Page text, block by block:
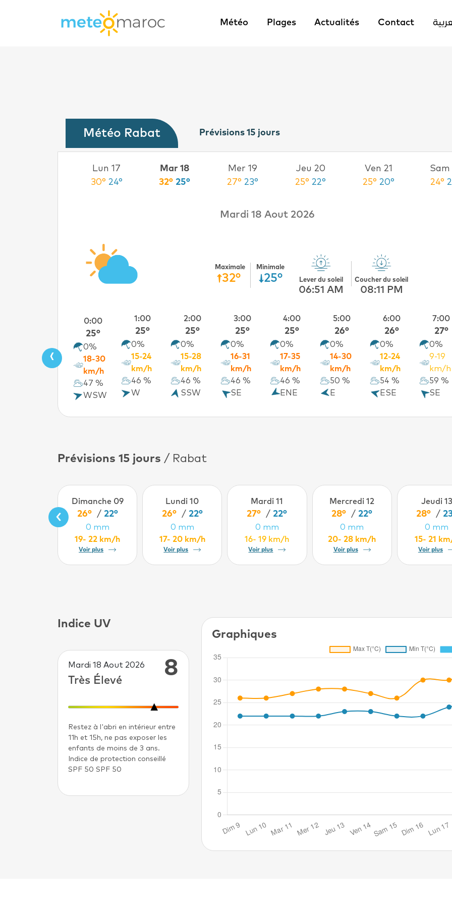
Météo Plages Actualités Contact
Météo Rabat Prévisions 15 jours
Lun 17
30° 24°
Mar 18
32° 25°
Mer 19
27° 23°
Jeu 20
25° 22°
Ven 21
25° 20°
Sam
24°
Mardi 18 Aout 2026
Maximale
32°
Minimale
25° Lever du soleil
06:51 AM
Coucher du soleil
08:11 PM
0:00
25°
0%
18-30
km/h
47 %
WSW
1:00
25°
0%
15-24
km/h
46 %
W
2:00
25°
0%
15-28
km/h
46 %
SSW
3:00
25°
0%
16-31
km/h
46 %
SE
4:00
25°
0%
17-35
km/h
46 %
ENE
5:00
26°
0%
14-30
km/h
50 %
E
6:00
26°
0%
12-24
km/h
54 %
ESE
7:00
27°
0%
9-19
km/h
59 %
SE
‹
Prévisions 15 jours / Rabat
Dimanche 09
26° / 22°
0 mm
19- 22 km/h
Voir plus
Lundi 10
26° / 22°
0 mm
17- 20 km/h
Voir plus
Mardi 11
27° /22°
0 mm
16- 19 km/h
Voir plus
Mercredi 12
28° /22°
0 mm
20- 28 km/h
Voir plus
Jeudi 13
28° /
0 mm
15- 21
Voir plus
‹
Indice UV
Mardi 18 Aout 2026
Très Élevé
8
Restez à l'abri en intérieur entre
11h et 15h, ne pas exposer les
enfants de moins de 3 ans.
Indice de protection conseillé
SPF 50 SPF 50
Graphiques